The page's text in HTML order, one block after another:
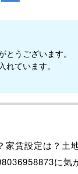
とうございます。
れています。
賃設定は？土
に気